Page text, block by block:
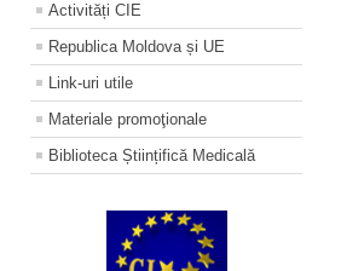
Activități CIE
Republica Moldova și UE
Link-uri utile
Materiale promoţionale
Biblioteca Științifică Medicală